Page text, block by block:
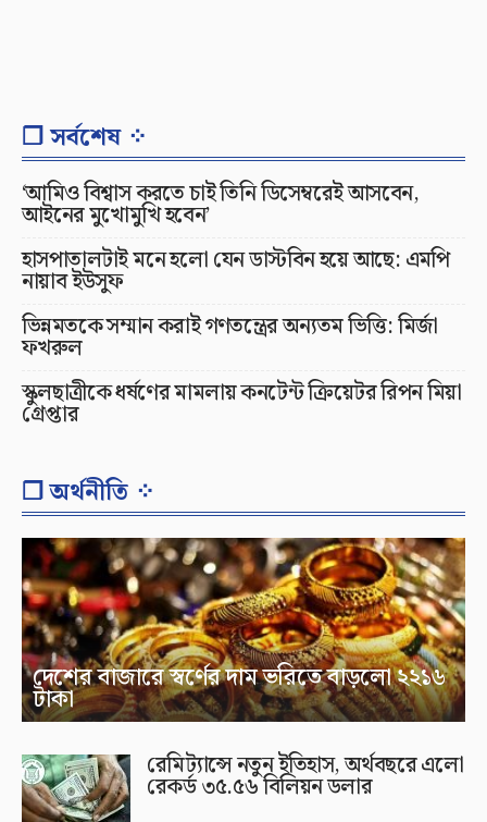
❐ সর্বশেষ ⁘
‘আমিও বিশ্বাস করতে চাই তিনি ডিসেম্বরেই আসবেন,
আইনের মুখোমুখি হবেন’
হাসপাতালটাই মনে হলো যেন ডাস্টবিন হয়ে আছে: এমপি
নায়াব ইউসুফ
ভিন্নমতকে সম্মান করাই গণতন্ত্রের অন্যতম ভিত্তি: মির্জা
ফখরুল
স্কুলছাত্রীকে ধর্ষণের মামলায় কনটেন্ট ক্রিয়েটর রিপন মিয়া
গ্রেপ্তার
❐ অর্থনীতি ⁘
দেশের বাজারে স্বর্ণের দাম ভরিতে বাড়লো ২২১৬
টাকা
রেমিট্যান্সে নতুন ইতিহাস, অর্থবছরে এলো
রেকর্ড ৩৫.৫৬ বিলিয়ন ডলার